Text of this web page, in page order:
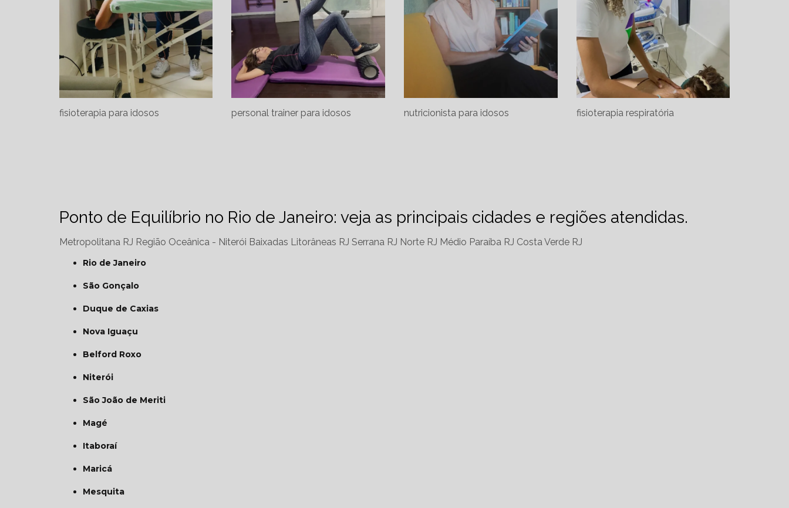
fisioterapia para idosos personal trainer para idosos nutricionista para idosos fisioterapia respiratória
Ponto de Equilíbrio no Rio de Janeiro: veja as principais cidades e regiões atendidas.
Metropolitana RJ Região Oceânica - Niterói Baixadas Litorâneas RJ Serrana RJ Norte RJ Médio Paraíba RJ Costa Verde RJ
Rio de Janeiro
São Gonçalo
Duque de Caxias
Nova Iguaçu
Belford Roxo
Niterói
São João de Meriti
Magé
Itaboraí
Maricá
Mesquita